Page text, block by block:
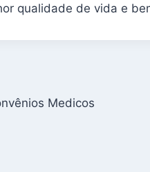
qualidade de vida e
Medicos